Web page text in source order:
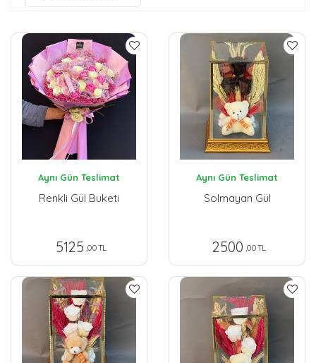
Aynı Gün Teslimat
Renkli Gül Buketi
5125 ,00 TL
Aynı Gün Teslimat
Solmayan Gül
2500 ,00 TL